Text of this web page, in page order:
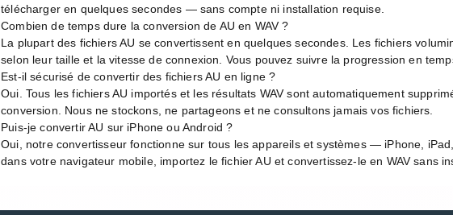
télécharger en quelques secondes — sans compte ni installation requise.
Combien de temps dure la conversion de AU en WAV ?
La plupart des fichiers AU se convertissent en quelques secondes. Les fichiers
selon leur taille et la vitesse de connexion. Vous pouvez suivre la progression en
Est-il sécurisé de convertir des fichiers AU en ligne ?
Oui. Tous les fichiers AU importés et les résultats WAV sont automatiquement
conversion. Nous ne stockons, ne partageons et ne consultons jamais vos fichiers.
Puis-je convertir AU sur iPhone ou Android ?
Oui, notre convertisseur fonctionne sur tous les appareils et systèmes — iPhone,
dans votre navigateur mobile, importez le fichier AU et convertissez-le en WAV sans